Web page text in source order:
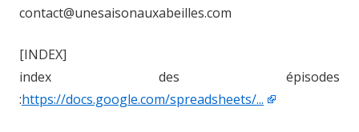
contact@unesaisonauxabeilles.com
[INDEX]
index des épisodes
:https://docs.google.com/spreadsheets/...